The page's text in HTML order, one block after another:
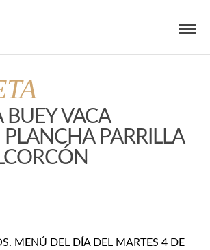
BUEY VACA
PARRILLA
MENÚ DEL DÍA DEL MARTES 4 DE